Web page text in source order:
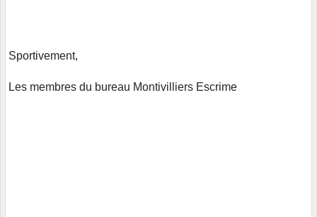
Sportivement,
Les membres du bureau Montivilliers Escrime